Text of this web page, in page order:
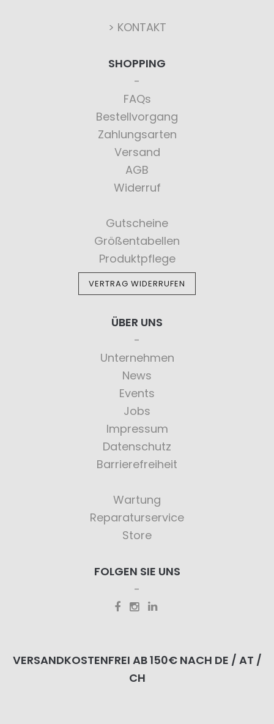
> KONTAKT
SHOPPING
FAQs
Bestellvorgang
Zahlungsarten
Versand
AGB
Widerruf
Gutscheine
Größentabellen
Produktpflege
VERTRAG WIDERRUFEN
ÜBER UNS
Unternehmen
News
Events
Jobs
Impressum
Datenschutz
Barrierefreiheit
Wartung
Reparaturservice
Store
FOLGEN SIE UNS
VERSANDKOSTENFREI AB 150€ NACH DE / AT /
CH